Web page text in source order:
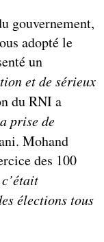
gouvernement,
adopté le
un
et de sérieux
du RNI a
prise de
Mohand
des 100
élections tous